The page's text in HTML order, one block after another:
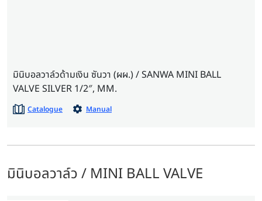
มินิบอลวาล์วด้ามเงิน ซันวา (ผผ.) / SANWA MINI BALL
VALVE SILVER 1/2″, MM.
Catalogue Manual
มินิบอลวาล์ว / MINI BALL VALVE